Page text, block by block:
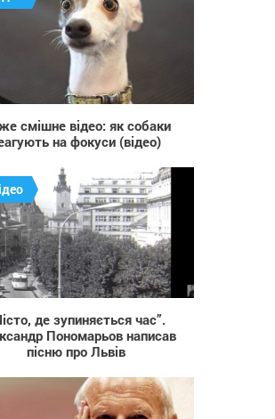
смішне відео: як собаки
на фокуси (відео)
467
де зупиняється час”.
Пономарьов написав
пісню про Львів